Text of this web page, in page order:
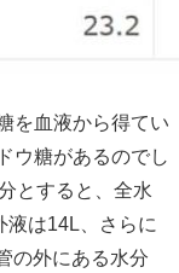
を血液から得てい
ウ糖があるのでし
とすると、全水
液は14L、さらに
の外にある水分